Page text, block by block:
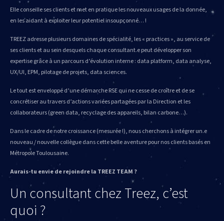
Elle conseille ses clients et met en pratique les nouveaux usages de la donnée,
en les aidant à exploiter leur potentiel insoupçonné… !
TREEZ adresse plusieurs domaines de spécialité, les « practices », au service de
ses clients et au sein desquels chaque consultant.e peut développer son
expertise grâce à un parcours d’évolution interne : data platform, data analyse,
UX/UI, EPM, pilotage de projets, data sciences.
Le tout est enveloppé d’une démarche RSE qui ne cesse de croître et de se
concrétiser au travers d’actions variées partagées par la Direction et les
collaborateurs (green data, recyclage des appareils, bilan carbone…).
Dans le cadre de notre croissance (mesurée !), nous cherchons à intégrer un.e
nouveau / nouvelle collègue dans cette belle aventure pour nos clients basés en
Métropole Toulousaine.
Aurais-tu envie de rejoindre la TREEZ TEAM ?
Un consultant chez Treez, c’est
quoi ?